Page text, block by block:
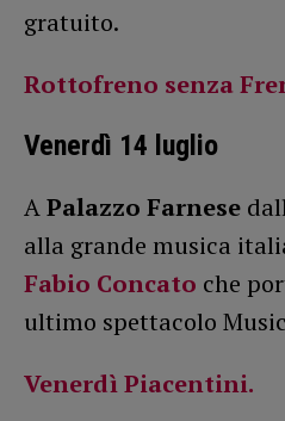
gratuito.
Rottofreno senza
Venerdì 14 luglio
APalazzo Farnese
alla grande musica
Fabio Concato che
ultimo spettacolo
Venerdì Piacentini.